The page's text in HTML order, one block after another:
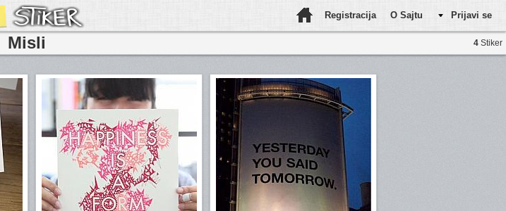
Registracija O Sajtu Prijavi se
Misli 4 Stiker